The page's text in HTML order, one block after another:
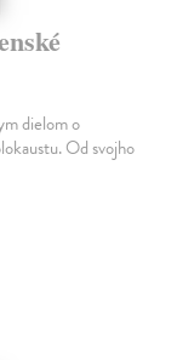
dielom o
Od svojho